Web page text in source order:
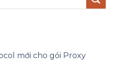
mới cho gói Proxy